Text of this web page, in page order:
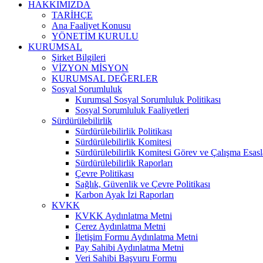
HAKKIMIZDA
TARİHÇE
Ana Faaliyet Konusu
YÖNETİM KURULU
KURUMSAL
Şirket Bilgileri
VİZYON MİSYON
KURUMSAL DEĞERLER
Sosyal Sorumluluk
Kurumsal Sosyal Sorumluluk Politikası
Sosyal Sorumluluk Faaliyetleri
Sürdürülebilirlik
Sürdürülebilirlik Politikası
Sürdürülebilirlik Komitesi
Sürdürülebilirlik Komitesi Görev ve Çalışma
Sürdürülebilirlik Raporları
Çevre Politikası
Sağlık, Güvenlik ve Çevre Politikası
Karbon Ayak İzi Raporları
KVKK
KVKK Aydınlatma Metni
Çerez Aydınlatma Metni
İletişim Formu Aydınlatma Metni
Pay Sahibi Aydınlatma Metni
Veri Sahibi Başvuru Formu